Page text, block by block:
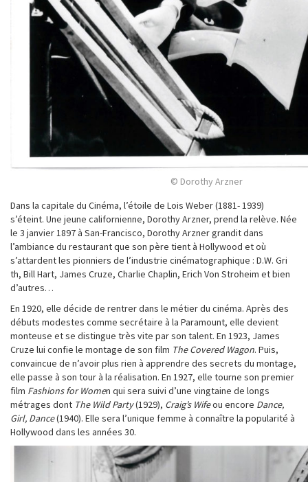
© Dorothy Arzner
Dans la capitale du Cinéma, l’étoile de Lois Weber (1881- 1939)
s’éteint. Une jeune californienne, Dorothy Arzner, prend la relève. Née
le 3 janvier 1897 à San-Francisco, Dorothy Arzner grandit dans
l’ambiance du restaurant que son père tient à Hollywood et où
s’attardent les pionniers de l’industrie cinématographique : D.W. Gri
th, Bill Hart, James Cruze, Charlie Chaplin, Erich Von Stroheim et bien
d’autres…
En 1920, elle décide de rentrer dans le métier du cinéma. Après des
débuts modestes comme secrétaire à la Paramount, elle devient
monteuse et se distingue très vite par son talent. En 1923, James
Cruze lui confie le montage de son film The Covered Wagon. Puis,
convaincue de n’avoir plus rien à apprendre des secrets du montage,
elle passe à son tour à la réalisation. En 1927, elle tourne son premier
film Fashions for Women qui sera suivi d’une vingtaine de longs
métrages dont The Wild Party(1929), Craig’s Wifeou encore Dance,
Girl, Dance(1940). Elle sera l’unique femme à connaître la popularité à
Hollywood dans les années 30.